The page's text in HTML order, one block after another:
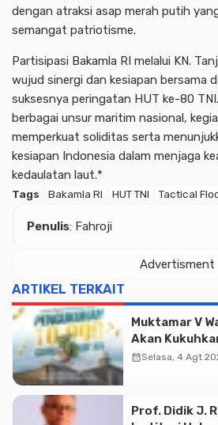
dengan atraksi asap merah putih
semangat patriotisme.
Partisipasi Bakamla RI melalui KN.
wujud sinergi dan kesiapan bersama
suksesnya peringatan HUT ke-80
berbagai unsur maritim nasional,
memperkuat soliditas serta
kesiapan Indonesia dalam menjaga
kedaulatan laut.*
Tags Bakamla RI HUT TNI Tactical
Penulis: Fahroji
Advertisment
ARTIKEL TERKAIT
Muktamar V
Akan
Qur’an di
calendar_monthSelasa, 4 Agt
Prof. Didik J.